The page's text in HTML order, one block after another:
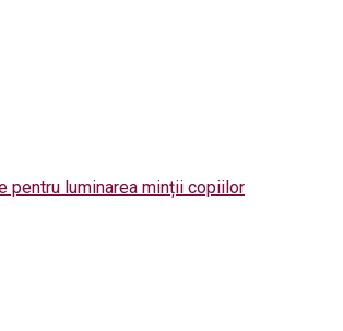
pentru luminarea minții copiilor